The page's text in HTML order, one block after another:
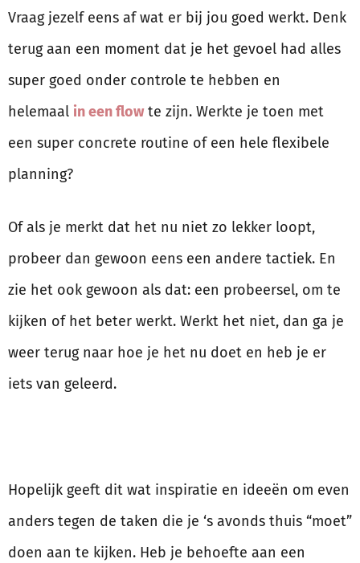
Vraag jezelf eens af wat er bij jou goed werkt. Denk
terug aan een moment dat je het gevoel had alles
super goed onder controle te hebben en
helemaal in een flowte zijn. Werkte je toen met
een super concrete routine of een hele flexibele
planning?
Of als je merkt dat het nu niet zo lekker loopt,
probeer dan gewoon eens een andere tactiek. En
zie het ook gewoon als dat: een probeersel, om te
kijken of het beter werkt. Werkt het niet, dan ga je
weer terug naar hoe je het nu doet en heb je er
iets van geleerd.
Hopelijk geeft dit wat inspiratie en ideeën om even
anders tegen de taken die je ‘s avonds thuis “moet”
doen aan te kijken. Heb je behoefte aan een